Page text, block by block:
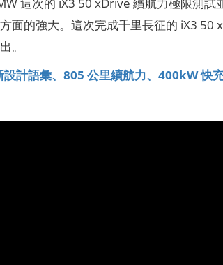
面的強大。這次完成千里長征的 iX3
。
設計語彙、805 公里續航力、400kW 快